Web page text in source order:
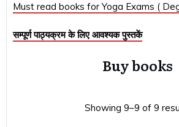
Must read books for Yoga Exams (
सम्पूर्ण पाठ्यक्रम के लिए आवश्यक पुस्तकें
Buy books
Showing 9–9 of 9